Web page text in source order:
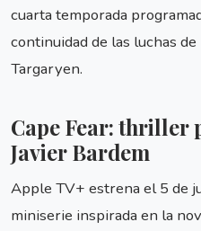
cuarta temporada
continuidad de las luchas
Targaryen.
Cape Fear: thriller
Javier Bardem
Apple TV+ estrena el 5 de
miniserie inspirada en la